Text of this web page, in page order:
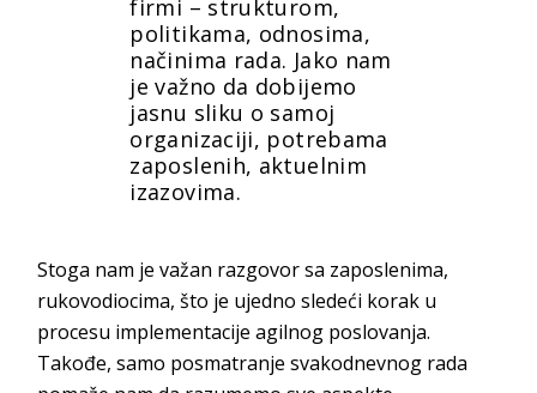
firmi – strukturom,
politikama, odnosima,
načinima rada. Jako nam
je važno da dobijemo
jasnu sliku o samoj
organizaciji, potrebama
zaposlenih, aktuelnim
izazovima.
Stoga nam je važan razgovor sa zaposlenima,
rukovodiocima, što je ujedno sledeći korak u
procesu implementacije agilnog poslovanja.
Takođe, samo posmatranje svakodnevnog rada